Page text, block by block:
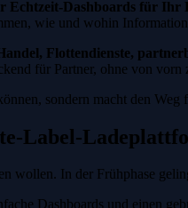
Echtzeit-Dashboards für Ihr
wie und wohin
Flottendienste,
für Partner, ohne von
sondern macht den Weg
Label-
wollen. In der Frühphase
Dashboards und einen